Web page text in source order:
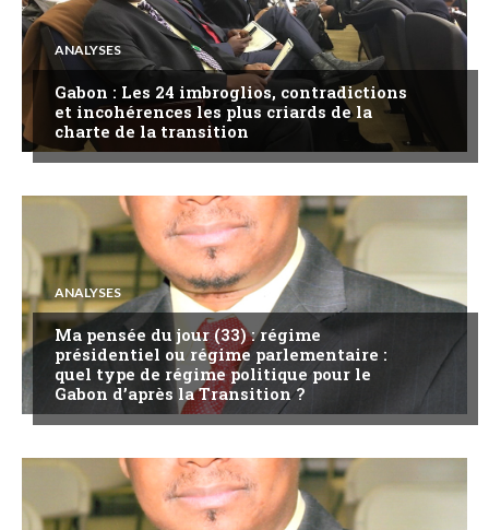
ANALYSES
Gabon : Les 24 imbroglios, contradictions
et incohérences les plus criards de la
charte de la transition
ANALYSES
Ma pensée du jour (33) : régime
présidentiel ou régime parlementaire :
quel type de régime politique pour le
Gabon d’après la Transition ?